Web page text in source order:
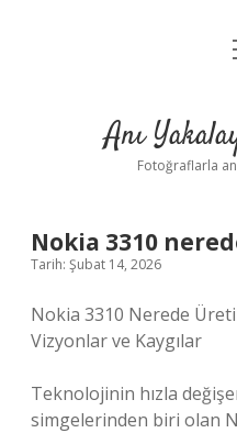
Anı
Fotoğraflarla
Nokia 3310
Tarih: Şubat 14, 2026
Nokia 3310 Nerede
Vizyonlar ve Kaygılar
Teknolojinin hızla
simgelerinden biri olan